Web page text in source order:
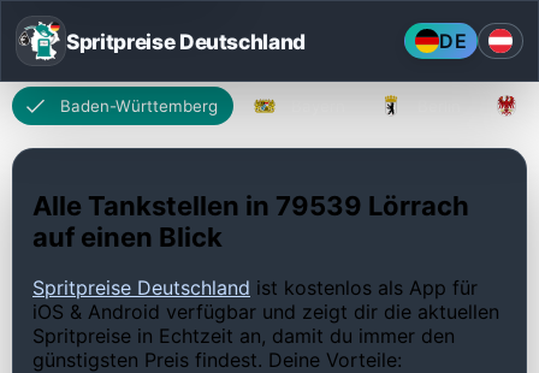
Spritpreise Deutschland DE
Baden-Württemberg
Alle Tankstellen in 79539 Lörrach
auf einen Blick
Spritpreise Deutschland ist kostenlos als App für
iOS & Android verfügbar und zeigt dir die aktuellen
Spritpreise in Echtzeit an, damit du immer den
günstigsten Preis findest. Deine Vorteile: